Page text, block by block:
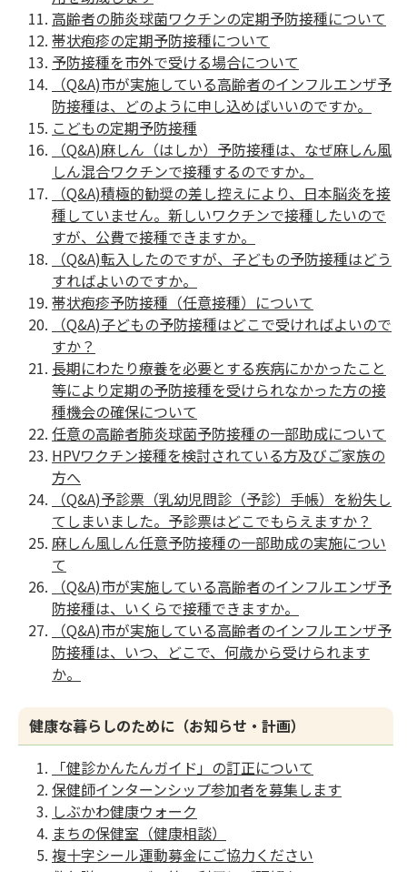
高齢者の肺炎球菌ワクチンの定期予防接種について
帯状疱疹の定期予防接種について
予防接種を市外で受ける場合について
（Q&A)市が実施している高齢者のインフルエンザ予
防接種は、どのように申し込めばいいのですか。
こどもの定期予防接種
（Q&A)麻しん（はしか）予防接種は、なぜ麻しん風
しん混合ワクチンで接種するのですか。
（Q&A)積極的勧奨の差し控えにより、日本脳炎を接
種していません。新しいワクチンで接種したいので
すが、公費で接種できますか。
（Q&A)転入したのですが、子どもの予防接種はどう
すればよいのですか。
帯状疱疹予防接種（任意接種）について
（Q&A)子どもの予防接種はどこで受ければよいので
すか？
長期にわたり療養を必要とする疾病にかかったこと
等により定期の予防接種を受けられなかった方の接
種機会の確保について
任意の高齢者肺炎球菌予防接種の一部助成について
HPVワクチン接種を検討されている方及びご家族の
方へ
（Q&A)予診票（乳幼児問診（予診）手帳）を紛失し
てしまいました。予診票はどこでもらえますか？
麻しん風しん任意予防接種の一部助成の実施につい
て
（Q&A)市が実施している高齢者のインフルエンザ予
防接種は、いくらで接種できますか。
（Q&A)市が実施している高齢者のインフルエンザ予
防接種は、いつ、どこで、何歳から受けられます
か。
健康な暮らしのために（お知らせ・計画）
「健診かんたんガイド」の訂正について
保健師インターンシップ参加者を募集します
しぶかわ健康ウォーク
まちの保健室（健康相談）
複十字シール運動募金にご協力ください